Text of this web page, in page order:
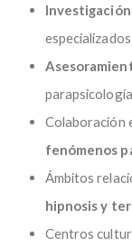
Colaboración
fenómenos
Ámbitos
hipnosis y
Centros